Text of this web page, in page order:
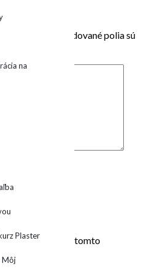
na
Media)
Plaster
Môj
Vyžadované polia sú
webovú stránku v tomto